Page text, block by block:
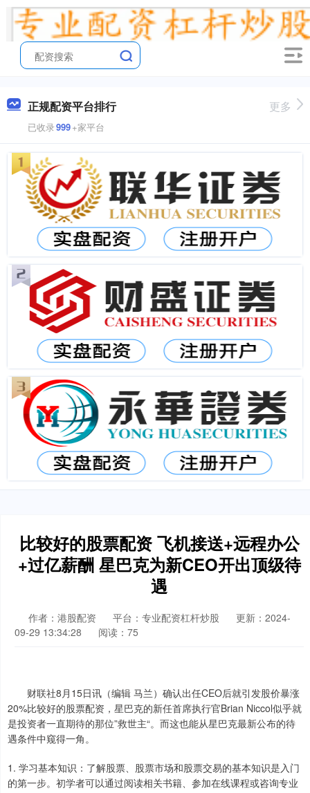
正规配资平台排行
已收录999+家平台
更多
比较好的股票配资 飞机接送+远程办公
+过亿薪酬 星巴克为新CEO开出顶级待
遇
作者：港股配资 平台：专业配资杠杆炒股
更新：2024-
09-29 13:34:28
阅读：75
财联社8月15日讯（编辑 马兰）确认出任CEO后就引发股价暴涨
20%比较好的股票配资，星巴克的新任首席执行官Brian Niccol似乎就
是投资者一直期待的那位”救世主“。而这也能从星巴克最新公布的待
遇条件中窥得一角。
1. 学习基本知识：了解股票、股票市场和股票交易的基本知识是入门
的第一步。初学者可以通过阅读相关书籍、参加在线课程或咨询专业